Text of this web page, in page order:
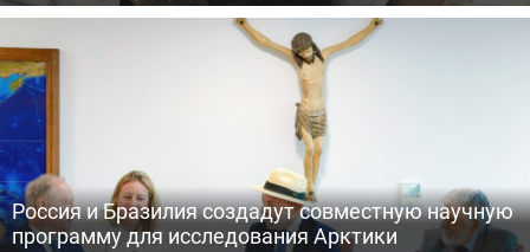
Россия и Бразилия создадут совместную научную
программу для исследования Арктики